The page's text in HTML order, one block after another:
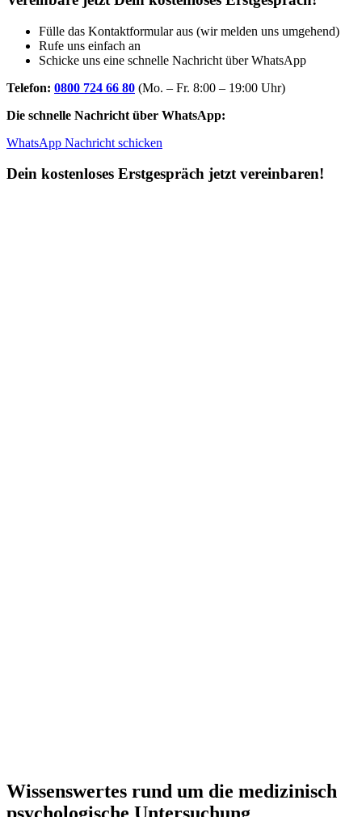
Fülle das Kontaktformular aus (wir melden uns umgehend)
Rufe uns einfach an
Schicke uns eine schnelle Nachricht über WhatsApp
Telefon: 0800 724 66 80 (Mo. – Fr. 8:00 – 19:00 Uhr)
Die schnelle Nachricht über WhatsApp:
WhatsApp Nachricht schicken
Dein kostenloses Erstgespräch jetzt vereinbaren!
Wissenswertes rund um die medizinisch